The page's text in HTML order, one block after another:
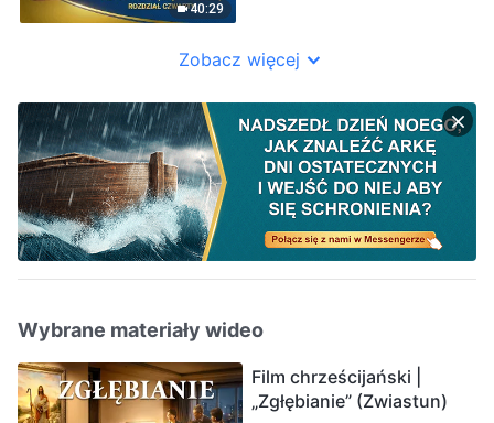
40:29
Zobacz więcej
Wybrane materiały wideo
Film chrześcijański |
„Zgłębianie” (Zwiastun)